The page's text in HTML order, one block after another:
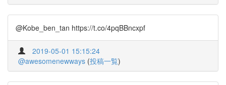
@Kobe_ben_tan https://t.co/4pqBBncxpf
2019-05-01 15:15:24
@awesomenewways (投稿一覧)